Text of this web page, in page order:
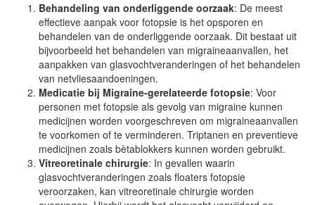
Behandeling van onderliggende oorzaak: De meest
effectieve aanpak voor fotopsie is het opsporen en
behandelen van de onderliggende oorzaak. Dit bestaat uit
bijvoorbeeld het behandelen van migraineaanvallen, het
aanpakken van glasvochtveranderingen of het behandelen
van netvliesaandoeningen.
Medicatie bij Migraine-gerelateerde fotopsie: Voor
personen met fotopsie als gevolg van migraine kunnen
medicijnen worden voorgeschreven om migraineaanvallen
te voorkomen of te verminderen. Triptanen en preventieve
medicijnen zoals bètablokkers kunnen worden gebruikt.
Vitreoretinale chirurgie: In gevallen waarin
glasvochtveranderingen zoals floaters fotopsie
veroorzaken, kan vitreoretinale chirurgie worden